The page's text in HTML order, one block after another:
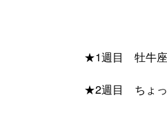
★1週目 牡牛座
★2週目 ちょっ